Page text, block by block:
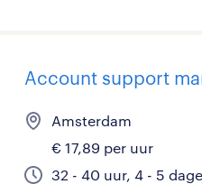
Account support
Amsterdam
€ 17,89 per uur
32 - 40 uur, 4 - 5